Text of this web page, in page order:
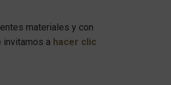
materiales y con
invitamos a hacer clic